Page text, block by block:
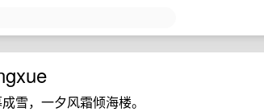
雪，一夕风霜倾海楼。